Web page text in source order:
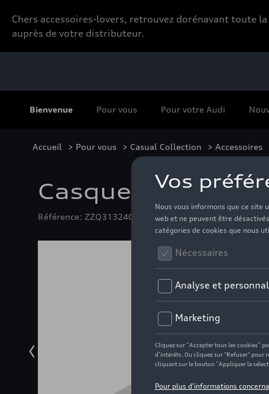
Chers accessoires-lovers, retrouvez dorénavant toute
auprès de votre distributeur.
Bienvenue Pour vous Pour votre Audi
Accueil > Pour vous > Casual Collection > Accessoires
Casquette Audi,
Référence: ZZQ3132402610